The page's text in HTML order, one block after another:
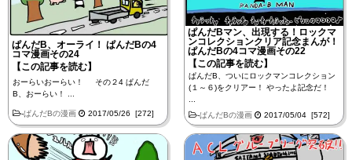
ぱんだB、オーライ！ ぱんだBの4
コマ漫画その24
【この記事を読む】
おーらいおーらい！ その２4 ぱんだ
B、おーらい！ ...
2017/05/26 [272]
-ぱんだBの漫画
ぱんだBマン、出現する！ロックマ
ンコレクションクリア記念まんが！
ぱんだBの4コマ漫画その22
【この記事を読む】
ぱんだB、ついにロックマンコレクション
(１～６)をクリアー！ やったよ記念だ！
2017/05/04 [572]
-ぱんだBの漫画